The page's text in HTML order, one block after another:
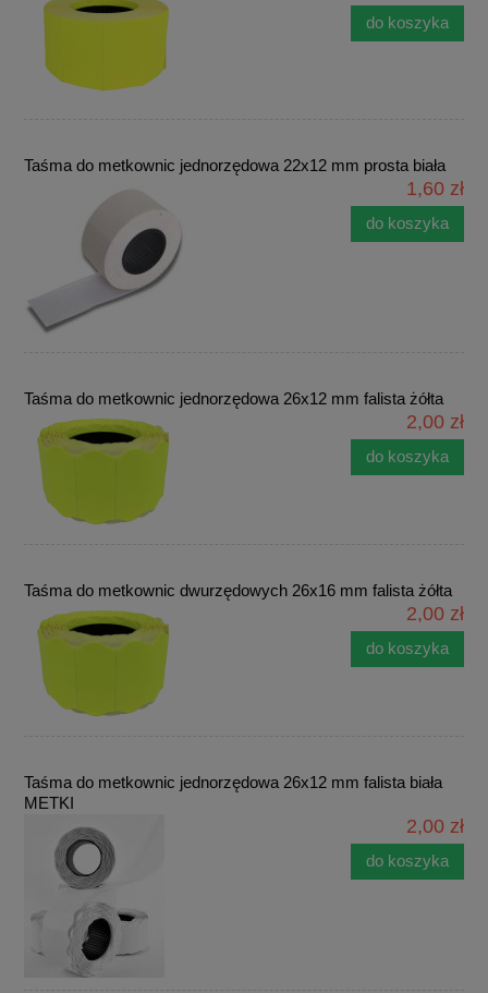
do koszyka
Taśma do metkownic jednorzędowa 22x12 mm prosta biała
1,60 zł
do koszyka
Taśma do metkownic jednorzędowa 26x12 mm falista żółta
2,00 zł
do koszyka
Taśma do metkownic dwurzędowych 26x16 mm falista żółta
2,00 zł
do koszyka
Taśma do metkownic jednorzędowa 26x12 mm falista biała
METKI
2,00 zł
do koszyka